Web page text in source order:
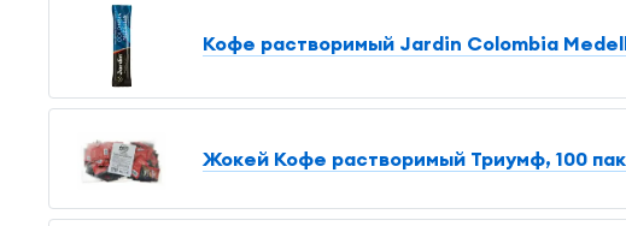
Кофе растворимый Jardin Colombia
Жокей Кофе растворимый Триумф, 100